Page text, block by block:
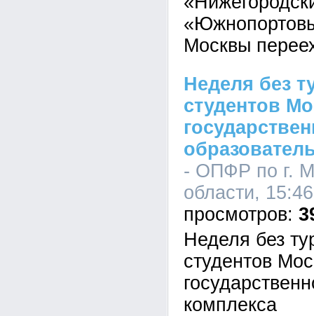
Москвы
Неделя без
студентов
- ОПФР по г.
области,
Неделя без
студентов
комплекса